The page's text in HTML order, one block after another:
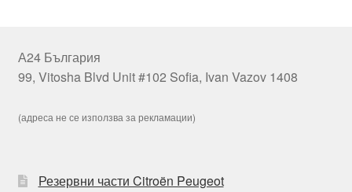
А24 България
99, Vitosha Blvd Unit #102 Sofia, Ivan Vazov 1408
(адреса не се използва за рекламации)
Резервни части Citroën Peugeot